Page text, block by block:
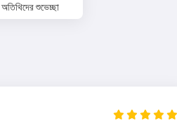
অতিথিদের শুভেচ্ছা